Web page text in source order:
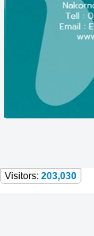
Visitors: 203,030